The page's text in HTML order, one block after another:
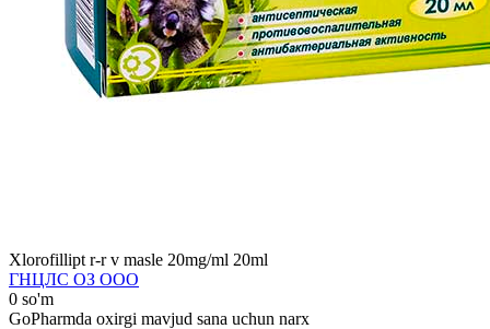
Xlorofillipt r-r v masle 20mg/ml 20ml
ГНЦЛС ОЗ ООО
0 so'm
GoPharmda oxirgi mavjud sana uchun narx